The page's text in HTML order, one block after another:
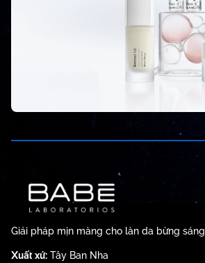
Giải pháp mịn màng cho làn da bừng sáng
Xuất xứ: Tây Ban Nha